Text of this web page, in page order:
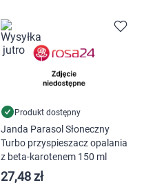
Produkt dostępny
Janda Parasol Słoneczny
Turbo przyspieszacz opalania
z beta-karotenem 150 ml
27,48 zł